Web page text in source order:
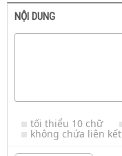
NỘI DUNG
tối thiểu 10 chữ
không chứa liên kết